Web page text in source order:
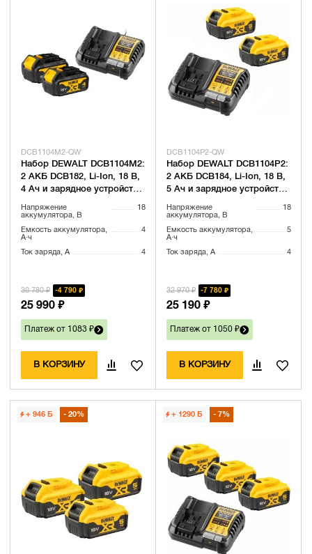
DCB1104M2-QW
Набор DEWALT DCB1104M2:
2 АКБ DCB182, Li-Ion, 18 В,
4 Ач и зарядное устройство
(DCB1104M2-QW)
Напряжение
аккумулятора, В
18
Емкость аккумулятора,
А·ч
4
Ток заряда, А 4
30 780 ₽ 4 790 ₽
25 990 ₽
Платеж от 1083 ₽
В КОРЗИНУ
DCB1104P2-QW
Набор DEWALT DCB1104P2:
2 АКБ DCB184, Li-Ion, 18 В,
5 Ач и зарядное устройство
(DCB1104P2-QW)
Напряжение
аккумулятора, В
18
Емкость аккумулятора,
А·ч
5
Ток заряда, А 4
32 970 ₽ 7 780 ₽
25 190 ₽
Платеж от 1050 ₽
В КОРЗИНУ
+ 946 Б 20% + 1290 Б 7%